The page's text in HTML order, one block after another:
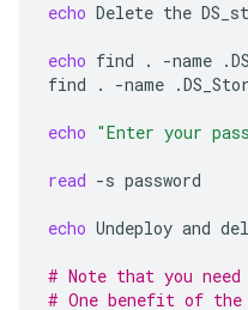
echo Delete the
echo find . -name
find
. -name
echo "Enter your
read -s password
echo Undeploy and
# Note that you
# One benefit of